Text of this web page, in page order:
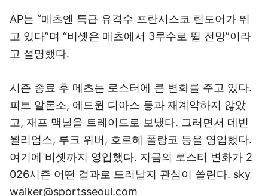
AP는 “메츠엔 특급 유격수 프란시스코 린도어가 뛰
고 있다”며 “비솃은 메츠에서 3루수로 뛸 전망”이라
고 설명했다.
시즌 종료 후 메츠는 로스터에 큰 변화를 주고 있다.
피트 알론소, 에드윈 디아스 등과 재계약하지 않았
고, 재프 맥닐을 트레이드로 보냈다. 그러면서 데빈
윌리엄스, 루크 위버, 호르헤 폴랑코 등을 영입했다.
여기에 비솃까지 영입했다. 지금의 로스터 변화가 2
026시즌 어떤 결과로 드러날지 관심이 쏠린다. sky
walker@sportsseoul.com